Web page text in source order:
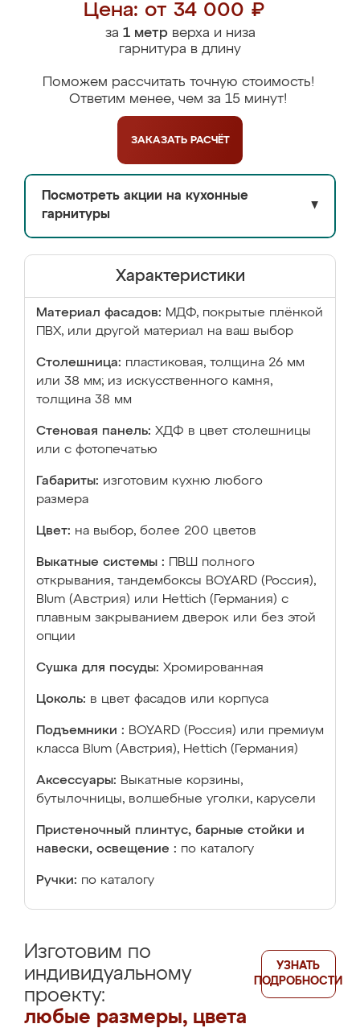
Цена: от 34 000 ₽
за 1 метрверха и низа
гарнитура в длину
Поможем рассчитать точную стоимость!
Ответим менее, чем за 15 минут!
ЗАКАЗАТЬ РАСЧЁТ
Посмотреть акции на кухонные
гарнитуры
▼
Характеристики
Материал фасадов: МДФ, покрытые плёнкой
ПВХ, или другой материал на ваш выбор
Столешница: пластиковая, толщина 26 мм
или 38 мм; из искусственного камня,
толщина 38 мм
Стеновая панель: ХДФ в цвет столешницы
или с фотопечатью
Габариты: изготовим кухню любого
размера
Цвет: на выбор, более 200 цветов
Выкатные системы :
ПВШ полного
открывания, тандембоксы BOYARD (Россия),
Blum (Австрия) или Hettich (Германия) с
плавным закрыванием дверок или без этой
опции
Сушка для посуды: Хромированная
Цоколь: в цвет фасадов или корпуса
Подъемники : BOYARD (Россия) или премиум
класса Blum (Австрия), Hettich (Германия)
Аксессуары: Выкатные корзины,
бутылочницы, волшебные уголки, карусели
Пристеночный плинтус, барные стойки и
навески, освещение : по каталогу
Ручки: по каталогу
Изготовим по
индивидуальному
проекту:
любые размеры, цвета
УЗНАТЬ
ПОДРОБНОСТИ